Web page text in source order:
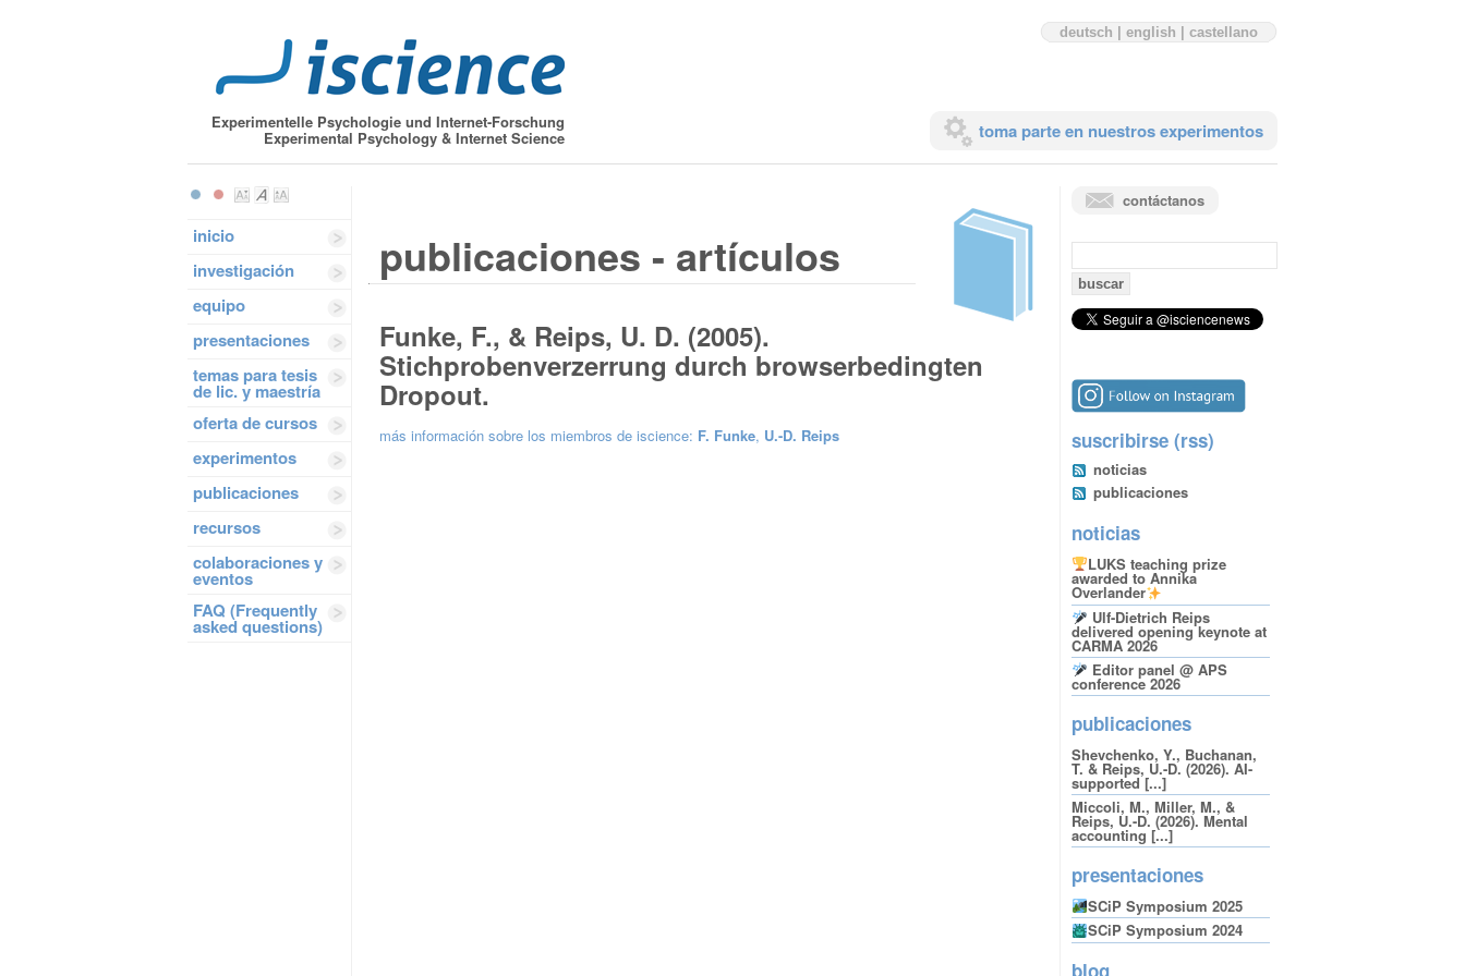
Experimentelle Psychologie und Internet-Forschung
Experimental Psychology & Internet Science
deutsch english castellano
toma parte en nuestros experimentos
inicio
investigación
equipo
presentaciones
temas para tesis
de lic. y maestría
oferta de cursos
experimentos
publicaciones
recursos
colaboraciones y
eventos
FAQ (Frequently
asked questions)
publicaciones - artículos
Funke, F., & Reips, U. D. (2005).
Stichprobenverzerrung durch browserbedingten
Dropout.
más información sobre los miembros de iscience: F. Funke, U.-D. Reips
contáctanos
búsqueda:
suscribirse (rss)
noticias
publicaciones
noticias
LUKS teaching prize
awarded to Annika
Overlander
Ulf-Dietrich Reips
delivered opening keynote at
CARMA 2026
Editor panel @ APS
conference 2026
publicaciones
Shevchenko, Y., Buchanan,
T. & Reips, U.-D. (2026). AI-
supported [...]
Miccoli, M., Miller, M., &
Reips, U.-D. (2026). Mental
accounting [...]
presentaciones
SCiP Symposium 2025
SCiP Symposium 2024
blog